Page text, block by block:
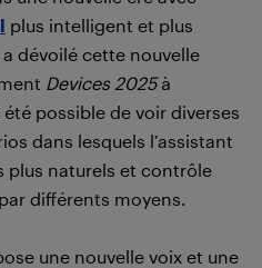
plus intelligent et plus
dévoilé cette nouvelle
Devices 2025à
possible de voir diverses
dans lesquels l’assistant
plus naturels et contrôle
différents moyens.
une nouvelle voix et une